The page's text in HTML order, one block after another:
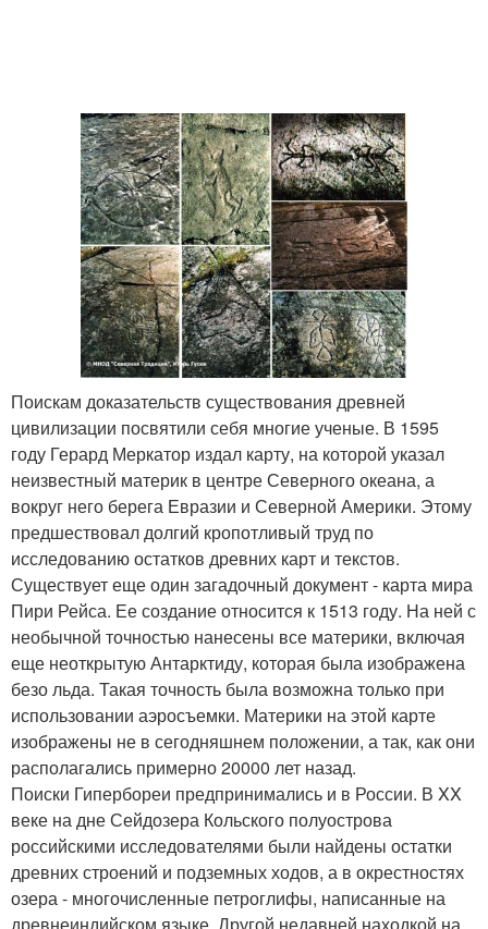
Поискам доказательств существования древней
цивилизации посвятили себя многие ученые. В 1595
году Герард Меркатор издал карту, на которой указал
неизвестный материк в центре Северного океана, а
вокруг него берега Евразии и Северной Америки. Этому
предшествовал долгий кропотливый труд по
исследованию остатков древних карт и текстов.
Существует еще один загадочный документ - карта мира
Пири Рейса. Ее создание относится к 1513 году. На ней с
необычной точностью нанесены все материки, включая
еще неоткрытую Антарктиду, которая была изображена
безо льда. Такая точность была возможна только при
использовании аэросъемки. Материки на этой карте
изображены не в сегодняшнем положении, а так, как они
располагались примерно 20000 лет назад.
Поиски Гипербореи предпринимались и в России. В XX
веке на дне Сейдозера Кольского полуострова
российскими исследователями были найдены остатки
древних строений и подземных ходов, а в окрестностях
озера - многочисленные петроглифы, написанные на